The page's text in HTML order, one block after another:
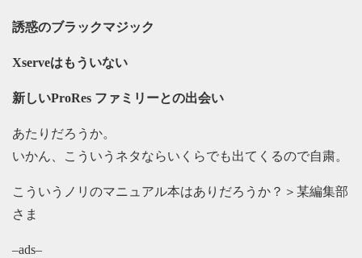
誘惑のブラックマジック
Xserveはもういない
新しいProRes ファミリーとの出会い
あたりだろうか。
いかん、こういうネタならいくらでも出てくるので自粛。
こういうノリのマニュアル本はありだろうか？＞某編集部
さま
–ads–